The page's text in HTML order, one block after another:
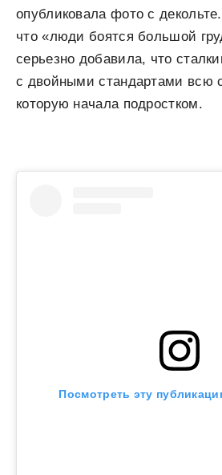
опубликовала фото с
что «люди боятся большой
серьезно добавила, что
с двойными стандартами всю
которую начала подростком.
Посмотреть эту